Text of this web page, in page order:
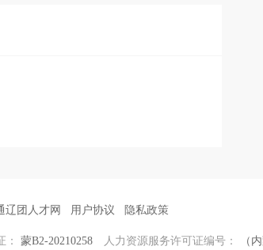
辽团人才网 用户协议 隐私政策
： 蒙B2-20210258 人力资源服务许可证编号： （